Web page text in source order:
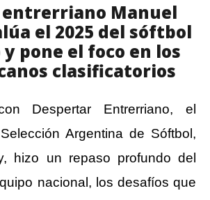
entrerriano Manuel
el 2025 del sóftbol
pone el foco en los
clasificatorios
Despertar Entrerriano, el
Argentina de Sóftbol,
hizo un repaso profundo del
nacional, los desafíos que